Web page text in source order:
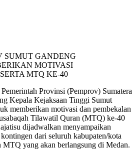
Pemerintah Provinsi (Pemprov) Sumatera
Kepala Kejaksaan Tinggi Sumut
memberikan motivasi dan pembekalan
Tilawatil Quran (MTQ) ke-40
dijadwalkan menyampaikan
dari seluruh kabupaten/kota
MTQ yang akan berlangsung di Medan.